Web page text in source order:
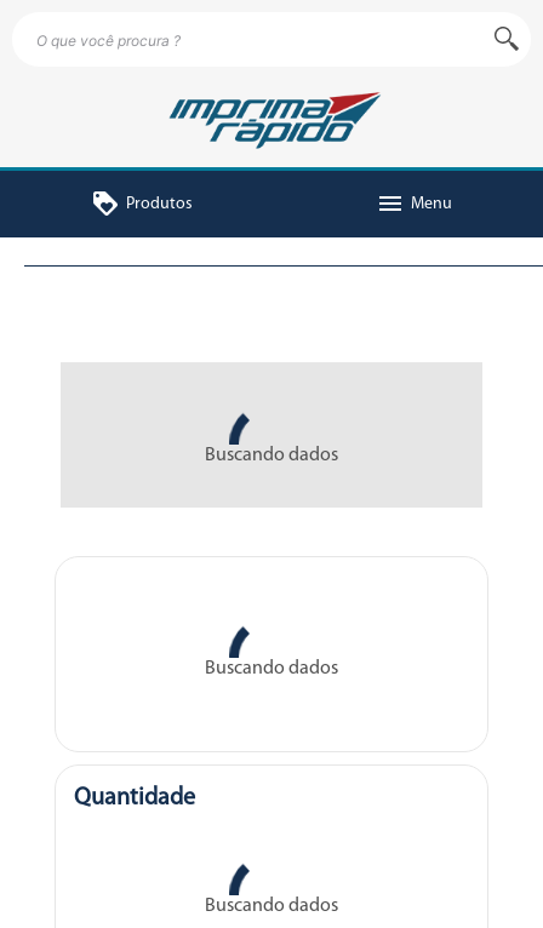
loyalty Produtos menu Menu
Buscando dados
Buscando dados
Quantidade
Buscando dados